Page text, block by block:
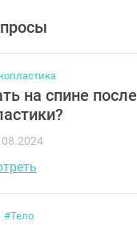
на спине после
#Тело